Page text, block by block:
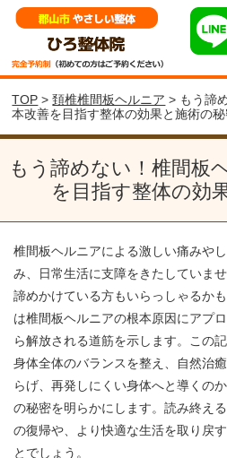
TOP >頚椎椎間板ヘルニア > もう諦
本改善を目指す整体の効果と施術の
もう諦めない！椎間板
を目指す整体の効
椎間板ヘルニアによる激しい痛みや
み、日常生活に支障をきたしていま
諦めかけている方もいらっしゃるか
は椎間板ヘルニアの根本原因にアプ
ら解放される道筋を示します。この
身体全体のバランスを整え、自然治
らげ、再発しにくい身体へと導くの
の秘密を明らかにします。読み終え
の復帰や、より快適な生活を取り戻
とでしょう。